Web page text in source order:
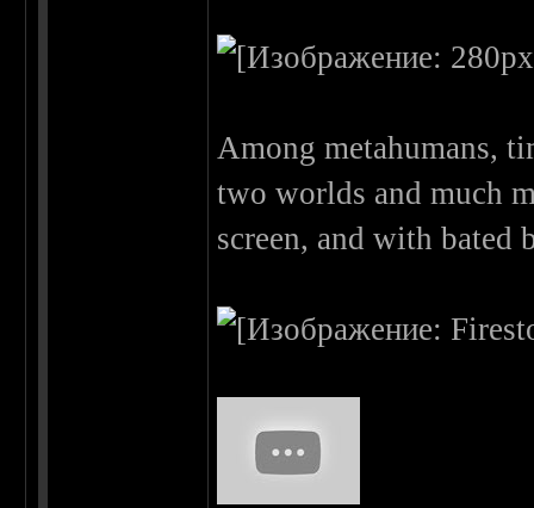
Among metahumans,
two worlds and much
screen, and with bated